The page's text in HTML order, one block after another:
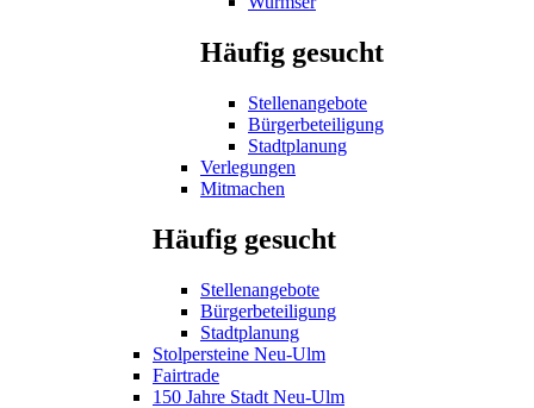
Häufig gesucht
Stellenangebote
Bürgerbeteiligung
Stadtplanung
Verlegungen
Mitmachen
Häufig gesucht
Stellenangebote
Bürgerbeteiligung
Stadtplanung
Stolpersteine Neu-Ulm
Fairtrade
150 Jahre Stadt Neu-Ulm